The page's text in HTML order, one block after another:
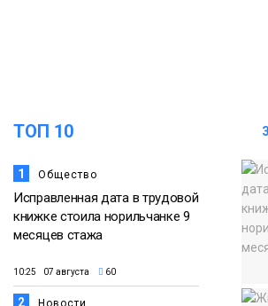
ТОП 10
1 Общество
Исправленная дата в трудовой
книжке стоила норильчанке 9
месяцев стажа
10:25 07 августа 60
2 Новости